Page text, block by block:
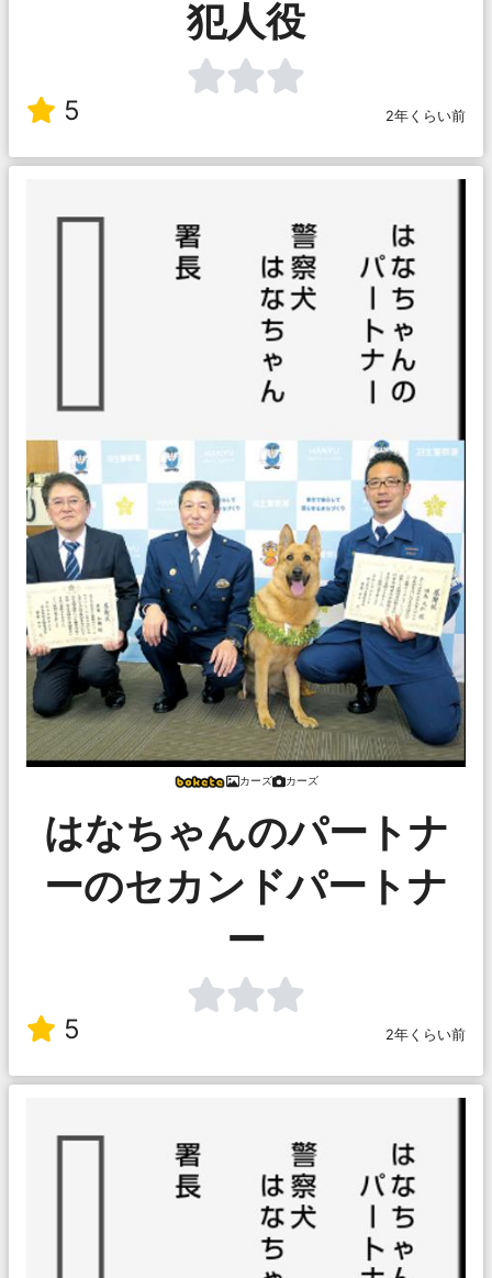
犯人役
5 2年くらい前
カーズ カーズ
はなちゃんのパートナ
ーのセカンドパートナ
ー
5 2年くらい前